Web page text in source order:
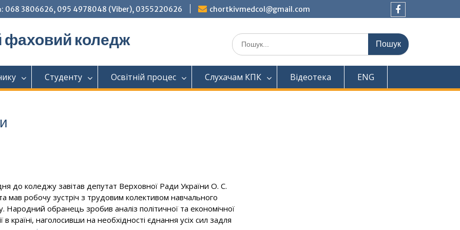
068 3806626, 095 4978048 (Viber), 0355220626
chortkivmedcol@gmail.com
фаховий коледж Шукати:
Студенту Освітній процес Слухачам КПК Відеотека ENG
до коледжу завітав депутат Верховної Ради України О. С.
мав робочу зустріч з трудовим колективом навчального
Народний обранець зробив аналіз політичної та економічної
в країні, наголосивши на необхідності єднання усіх сил задля